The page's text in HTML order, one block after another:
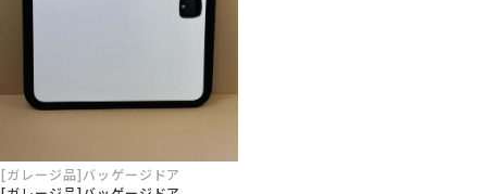
[ガレージ品]バッゲージドア